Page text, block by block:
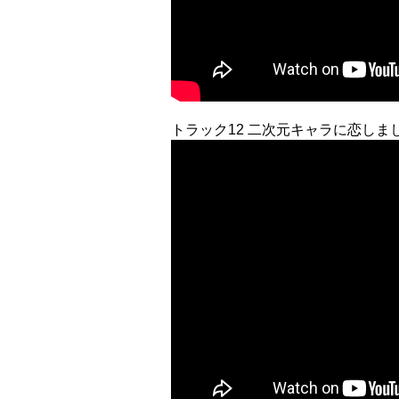
トラック12 二次元キャラに恋しま